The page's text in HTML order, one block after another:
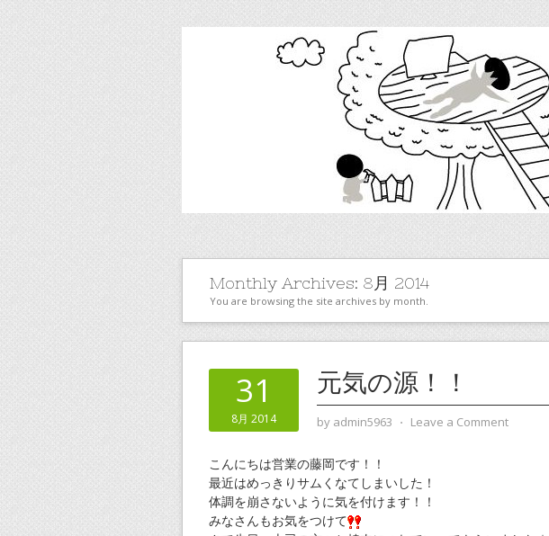
Monthly Archives: 8月 2014
You are browsing the site archives by month.
31
8月 2014
元気の源！！
by admin5963 ⋅ Leave a Comment
こんにちは営業の藤岡です！！
最近はめっきりサムくなてしまいした！
体調を崩さないように気を付けます！！
みなさんもお気をつけて